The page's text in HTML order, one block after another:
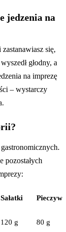
jedzenia na
się,
głodny, a
na imprezę
– wystarczy
pozostałych
Sałatki Pieczywo
120 g 80 g